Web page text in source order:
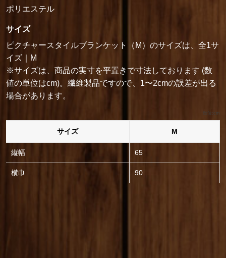
ポリエステル
サイズ
ピクチャースタイルブランケット（M）のサイズは、全1サ
イズ｜M
※サイズは、商品の実寸を平置きで寸法しております (数
値の単位はcm)。繊維製品ですので、1〜2cmの誤差が出る
場合があります。
単位:cm
サイズ M
縦幅 65
横巾 90